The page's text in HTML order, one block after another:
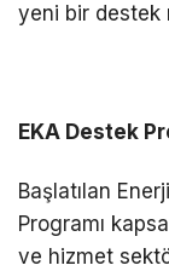
yeni bir destek
EKA Destek
Başlatılan
Programı
ve hizmet